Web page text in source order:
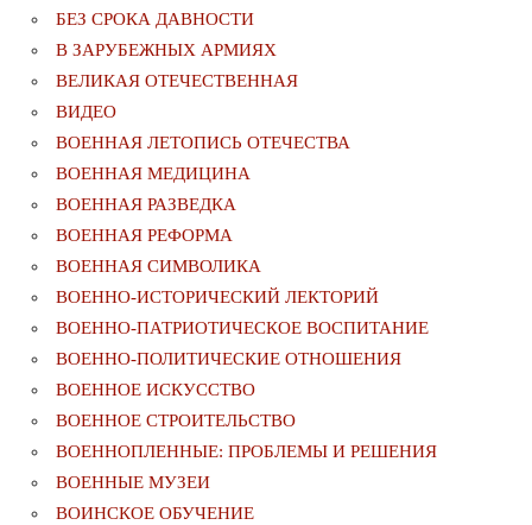
БЕЗ СРОКА ДАВНОСТИ
В ЗАРУБЕЖНЫХ АРМИЯХ
ВЕЛИКАЯ ОТЕЧЕСТВЕННАЯ
ВИДЕО
ВОЕННАЯ ЛЕТОПИСЬ ОТЕЧЕСТВА
ВОЕННАЯ МЕДИЦИНА
ВОЕННАЯ РАЗВЕДКА
ВОЕННАЯ РЕФОРМА
ВОЕННАЯ СИМВОЛИКА
ВОЕННО-ИСТОРИЧЕСКИЙ ЛЕКТОРИЙ
ВОЕННО-ПАТРИОТИЧЕСКОЕ ВОСПИТАНИЕ
ВОЕННО-ПОЛИТИЧЕСКИE ОТНОШЕНИЯ
ВОЕННОЕ ИСКУССТВО
ВОЕННОЕ СТРОИТЕЛЬСТВО
ВОЕННОПЛЕННЫЕ: ПРОБЛЕМЫ И РЕШЕНИЯ
ВОЕННЫЕ МУЗЕИ
ВОИНСКОЕ ОБУЧЕНИЕ